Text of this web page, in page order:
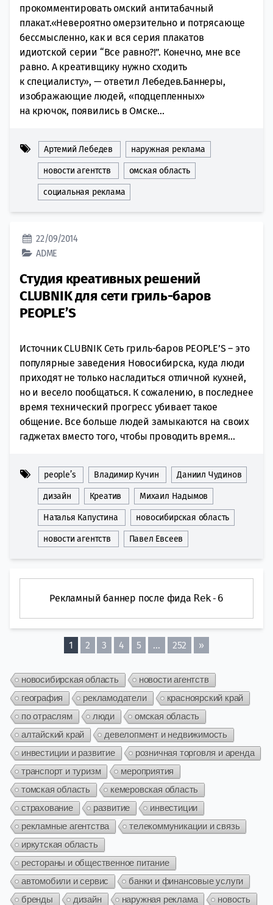
прокомментировать омский антитабачный
плакат.«Невероятно омерзительно и потрясающе
бессмысленно, как и вся серия плакатов
идиотской серии “Все равно?!”. Конечно, мне все
равно. А креативщику нужно сходить
к специалисту», — ответил Лебедев.Баннеры,
изображающие людей, «подцепленных»
на крючок, появились в Омске...
Артемий Лебедев наружная реклама
новости агентств омская область
социальная реклама
22/09/2014
ADME
Студия креативных решений
CLUBNIK для сети гриль-баров
PEOPLE’S
Источник CLUBNIK Сеть гриль-баров PEOPLE’S – это
популярные заведения Новосибирска, куда люди
приходят не только насладиться отличной кухней,
но и весело пообщаться. К сожалению, в последнее
время технический прогресс убивает такое
общение. Все больше людей замыкаются на своих
гаджетах вместо того, чтобы проводить время...
people’s Владимир Кучин Даниил Чудинов
дизайн Креатив Михаил Надымов
Наталья Капустина новосибирская область
новости агентств Павел Евсеев
Рекламный баннер после фида Rek-6
1 2 3 4 5 … 252 »
новосибирская область
новости агентств
география
рекламодатели
красноярский край
по отраслям
люди
омская область
алтайский край
девелопмент и недвижимость
инвестиции и развитие
розничная торговля и аренда
транспорт и туризм
мероприятия
томская область
кемеровская область
страхование
развитие
инвестиции
рекламные агентства
телекоммуникации и связь
иркутская область
рестораны и общественное питание
автомобили и сервис
банки и финансовые услуги
бренды
дизайн наружная реклама новость